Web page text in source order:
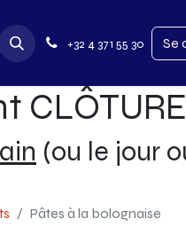
+32 4 371 55 30 Se
(ou le jour
Pâtes à la bolognaise